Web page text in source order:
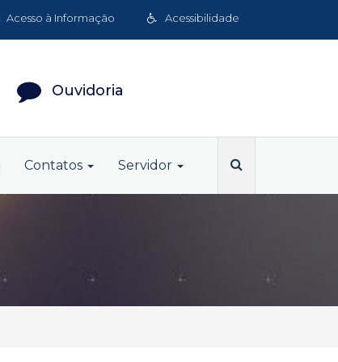
Acessibilidade
Acesso à Informação
Ouvidoria
Contatos Servidor